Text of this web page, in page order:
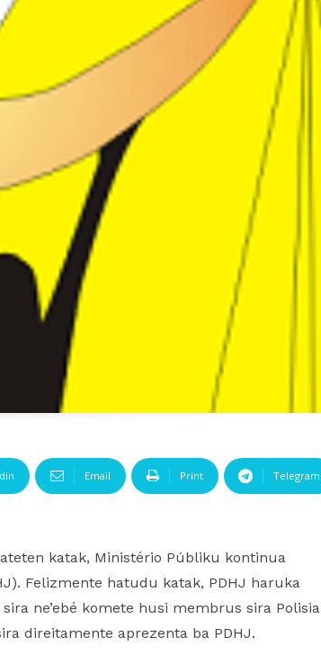
Email Print Telegram
katak, Ministério Públiku kontinua
Felizmente hatudu katak, PDHJ haruka
ne’ebé komete husi membrus sira Polisia
direitamente aprezenta ba PDHJ.